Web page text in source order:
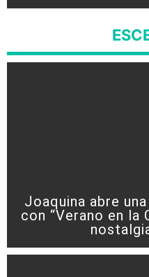
Joaquina abre
con “Verano en la